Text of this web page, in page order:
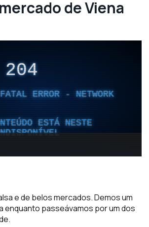
de Viena
e de belos mercados. Demos um
enquanto passeávamos por um dos